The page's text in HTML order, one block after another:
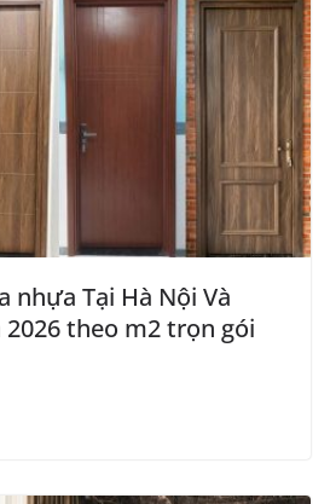
nhựa Tại Hà Nội Và
2026 theo m2 trọn gói